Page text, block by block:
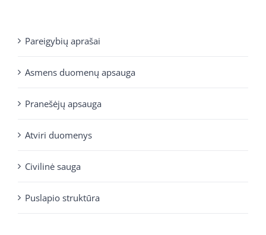
Pareigybių aprašai
Asmens duomenų apsauga
Pranešėjų apsauga
Atviri duomenys
Civilinė sauga
Puslapio struktūra